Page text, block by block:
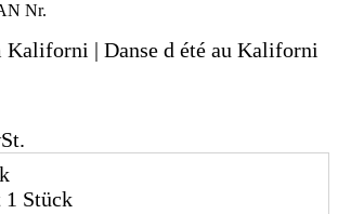
Nr.
Kaliforni | Danse d été au Kaliforni
1 Stück